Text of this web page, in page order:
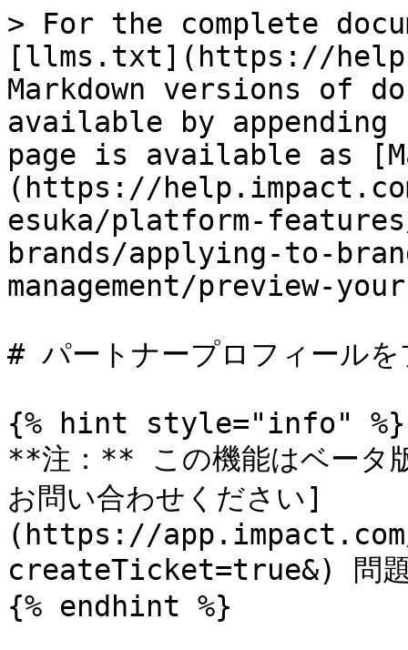
> For the complete
[llms.txt](https://
Markdown versions of
available by
page is available as
(https://
esuka/platform-
brands/applying-to-
management/preview-
# パートナープロフィールを
{% hint style="info" %}
**注：** この機能はベータ
お問い合わせください]
(https://
createTicket=true&) 問題
{% endhint %}